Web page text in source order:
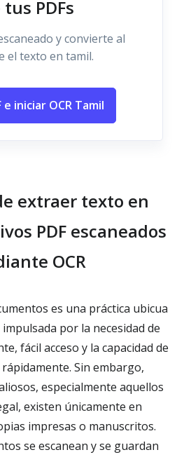
PDFs
y convierte al
el texto en tamil.
e iniciar OCR Tamil
extraer texto en
PDF escaneados
OCR
es una práctica ubicua
por la necesidad de
fácil acceso y la capacidad de
Sin embargo,
especialmente aquellos
existen únicamente en
impresas o manuscritos.
se escanean y se guardan